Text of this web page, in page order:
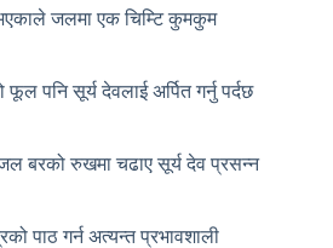
भएकाले जलमा एक चिम्टि कुमकुम
पनि सूर्य देवलाई अर्पित गर्नु पर्दछ
बरको रुखमा चढाए सूर्य देव प्रसन्न
पाठ गर्न अत्यन्त प्रभावशाली